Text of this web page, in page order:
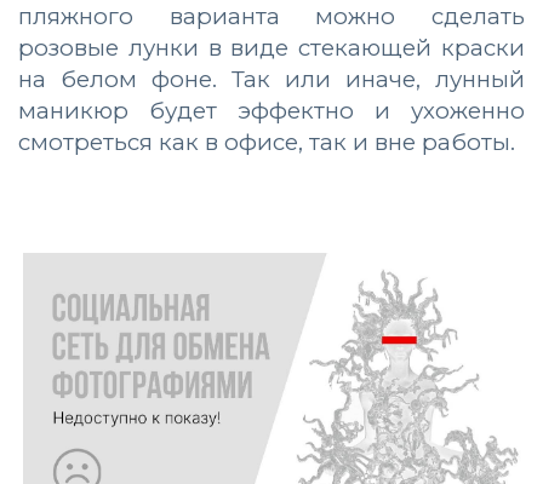
пляжного варианта можно сделать
розовые лунки в виде стекающей краски
на белом фоне. Так или иначе, лунный
маникюр будет эффектно и ухоженно
смотреться как в офисе, так и вне работы.